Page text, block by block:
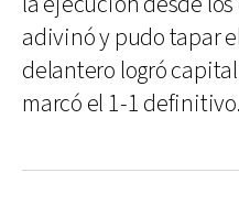
adivinó y pudo tapar
delantero logró
marcó el 1-1 definitivo.